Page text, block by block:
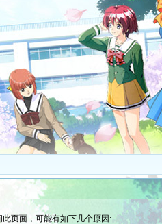
页面，可能有如下几个原因: